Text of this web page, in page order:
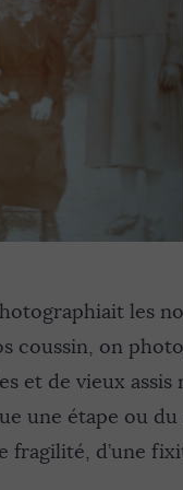
les
coussin, on
et de vieux assis
une étape ou
d’une